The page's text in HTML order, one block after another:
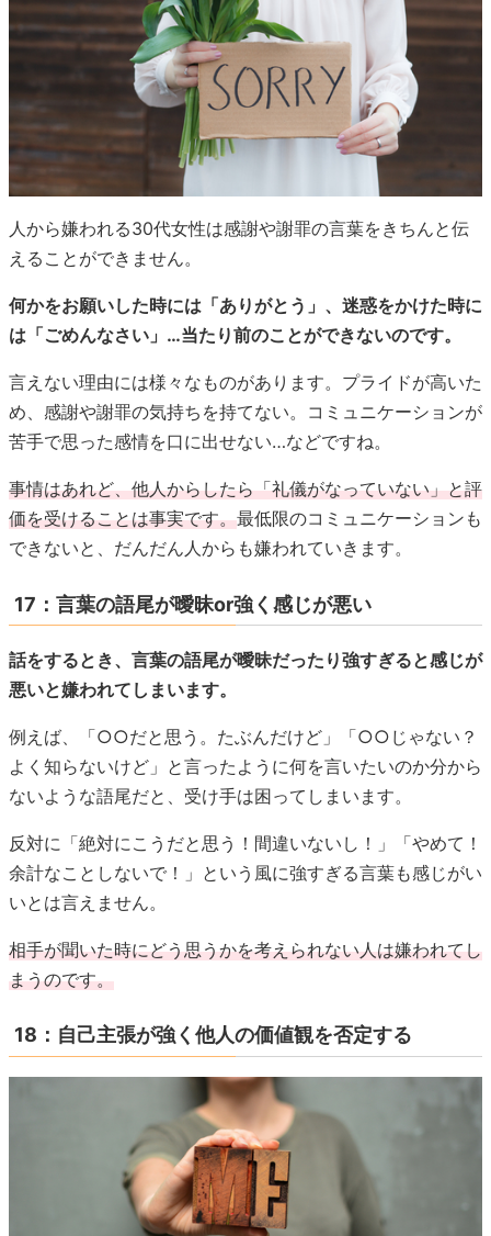
人から嫌われる30代女性は感謝や謝罪の言葉をきちんと伝
えることができません。
何かをお願いした時には「ありがとう」、迷惑をかけた時に
は「ごめんなさい」…当たり前のことができないのです。
言えない理由には様々なものがあります。プライドが高いた
め、感謝や謝罪の気持ちを持てない。コミュニケーションが
苦手で思った感情を口に出せない…などですね。
事情はあれど、他人からしたら「礼儀がなっていない」と評
価を受けることは事実です。最低限のコミュニケーションも
できないと、だんだん人からも嫌われていきます。
17：言葉の語尾が曖昧or強く感じが悪い
話をするとき、言葉の語尾が曖昧だったり強すぎると感じが
悪いと嫌われてしまいます。
例えば、「○○だと思う。たぶんだけど」「○○じゃない？
よく知らないけど」と言ったように何を言いたいのか分から
ないような語尾だと、受け手は困ってしまいます。
反対に「絶対にこうだと思う！間違いないし！」「やめて！
余計なことしないで！」という風に強すぎる言葉も感じがい
いとは言えません。
相手が聞いた時にどう思うかを考えられない人は嫌われてし
まうのです。
18：自己主張が強く他人の価値観を否定する